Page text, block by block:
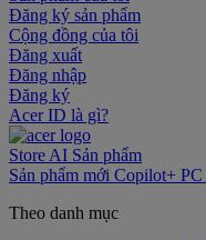
Đăng ký sản phẩm
Cộng đồng của tôi
Đăng xuất
Đăng nhập
Đăng ký
Acer ID là gì?
Store AI Sản phẩm
Sản phẩm mới Copilot+ PC
Theo danh mục